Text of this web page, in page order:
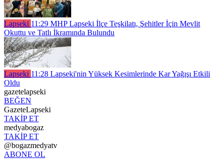
Lapseki 11:29 MHP Lapseki İlçe Teşkilatı, Şehitler İçin Mevlit
Okuttu ve Tatlı İkramında Bulundu
Lapseki 11:28 Lapseki'nin Yüksek Kesimlerinde Kar Yağışı Etkili
Oldu
gazetelapseki
BEĞEN
GazeteLapseki
TAKİP ET
medyabogaz
TAKİP ET
@bogazmedyatv
ABONE OL